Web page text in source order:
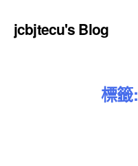
jcbjtecu's Blog
標籤: